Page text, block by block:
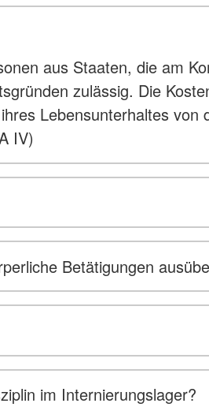
aus Staaten, die am
zulässig. Die
Lebensunterhaltes
IV)
Betätigungen
im Internierungslager?